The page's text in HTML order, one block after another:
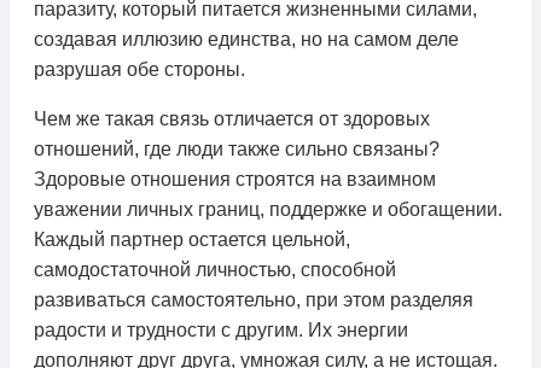
паразиту, который питается жизненными силами,
создавая иллюзию единства, но на самом деле
разрушая обе стороны.
Чем же такая связь отличается от здоровых
отношений, где люди также сильно связаны?
Здоровые отношения строятся на взаимном
уважении личных границ, поддержке и обогащении.
Каждый партнер остается цельной,
самодостаточной личностью, способной
развиваться самостоятельно, при этом разделяя
радости и трудности с другим. Их энергии
дополняют друг друга, умножая силу, а не истощая.